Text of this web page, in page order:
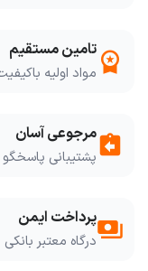
workspace_premium تامین مستقیم
مواد اولیه
assignment_returnمرجوعی آسان
پشتیبانی پاسخگو
paymentsپرداخت ایمن
درگاه معتبر بانکی